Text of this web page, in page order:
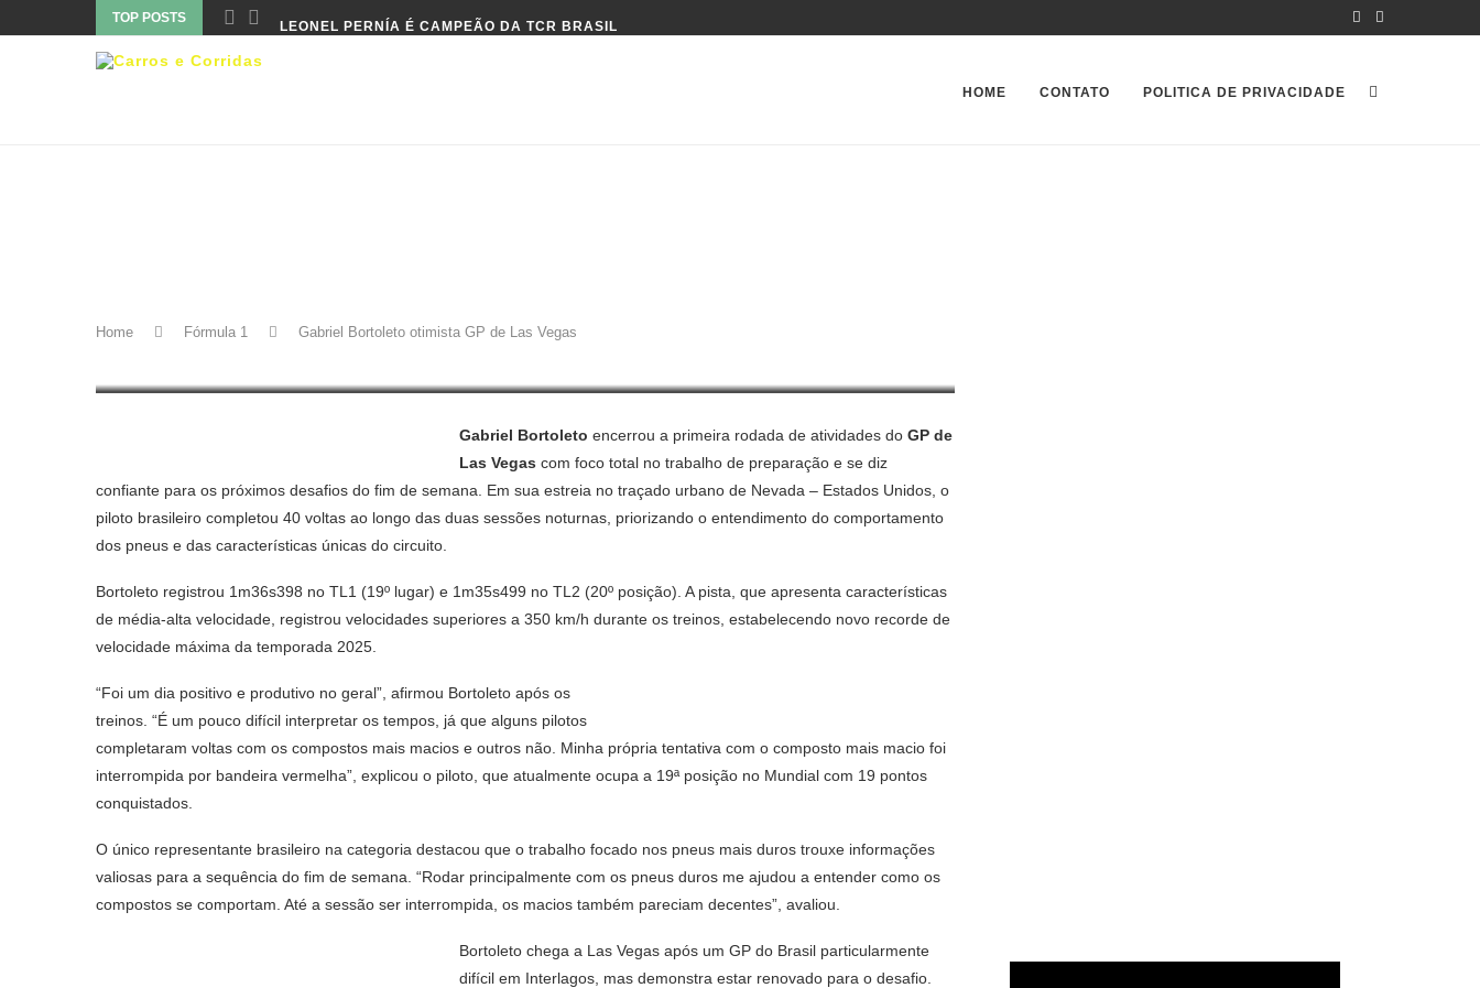
TOP POSTS LEONEL PERNÍA É CAMPEÃO DA TCR BRASIL
HOME CONTATO POLITICA DE PRIVACIDADE
Home Fórmula 1 Gabriel Bortoleto otimista GP de Las Vegas
GABRIEL BORTOLETO OTIMISTA GP DE LAS VEGAS
Gabriel Bortoleto encerrou a primeira rodada de atividades do GP de
Las Vegas com foco total no trabalho de preparação e se diz
confiante para os próximos desafios do fim de semana. Em sua estreia no traçado urbano de Nevada – Estados Unidos, o
piloto brasileiro completou 40 voltas ao longo das duas sessões noturnas, priorizando o entendimento do comportamento
dos pneus e das características únicas do circuito.
Bortoleto registrou 1m36s398 no TL1 (19º lugar) e 1m35s499 no TL2 (20º posição). A pista, que apresenta características
de média-alta velocidade, registrou velocidades superiores a 350 km/h durante os treinos, estabelecendo novo recorde de
velocidade máxima da temporada 2025.
“Foi um dia positivo e produtivo no geral”, afirmou Bortoleto após os
treinos. “É um pouco difícil interpretar os tempos, já que alguns pilotos
completaram voltas com os compostos mais macios e outros não. Minha própria tentativa com o composto mais macio foi
interrompida por bandeira vermelha”, explicou o piloto, que atualmente ocupa a 19ª posição no Mundial com 19 pontos
conquistados.
O único representante brasileiro na categoria destacou que o trabalho focado nos pneus mais duros trouxe informações
valiosas para a sequência do fim de semana. “Rodar principalmente com os pneus duros me ajudou a entender como os
compostos se comportam. Até a sessão ser interrompida, os macios também pareciam decentes”, avaliou.
Bortoleto chega a Las Vegas após um GP do Brasil particularmente
difícil em Interlagos, mas demonstra estar renovado para o desafio.